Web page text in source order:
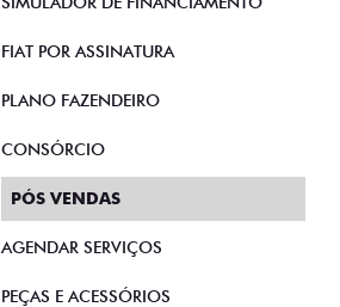
FIAT POR ASSINATURA
PLANO FAZENDEIRO
CONSÓRCIO
PÓS VENDAS
AGENDAR SERVIÇOS
PEÇAS E ACESSÓRIOS